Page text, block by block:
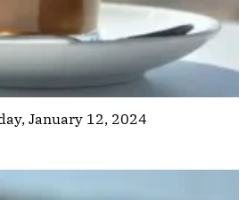
January 12, 2024